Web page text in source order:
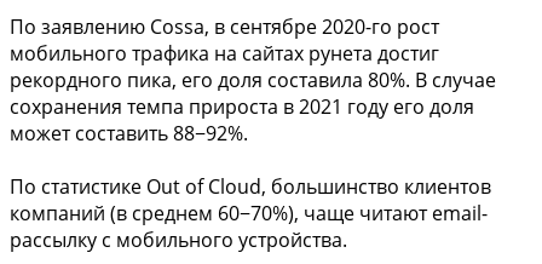
По заявлению Cossa, в сентябре 2020-го рост
мобильного трафика на сайтах рунета достиг
рекордного пика, его доля составила 80%. В случае
сохранения темпа прироста в 2021 году его доля
может составить 88−92%.
По статистике Out of Cloud, большинство клиентов
компаний (в среднем 60−70%), чаще читают email-
рассылку с мобильного устройства.